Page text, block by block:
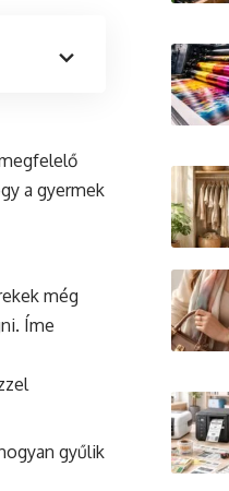
a gyermek
még
Íme
gyűlik